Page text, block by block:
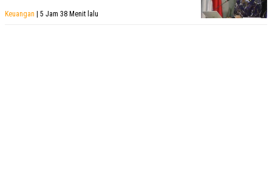
Keuangan | 5 Jam 38 Menit lalu